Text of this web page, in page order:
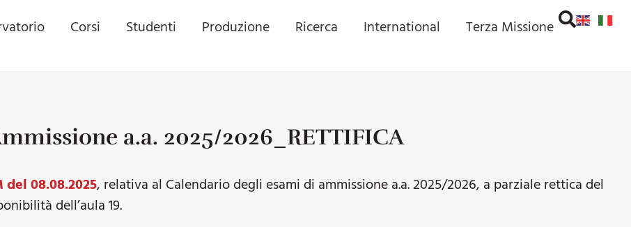
Corsi Studenti Produzione Ricerca International Terza Missione
a.a. 2025/2026_RETTIFICA
08.08.2025, relativa al Calendario degli esami di ammissione a.a. 2025/2026, a parziale rettica del
dell’aula 19.